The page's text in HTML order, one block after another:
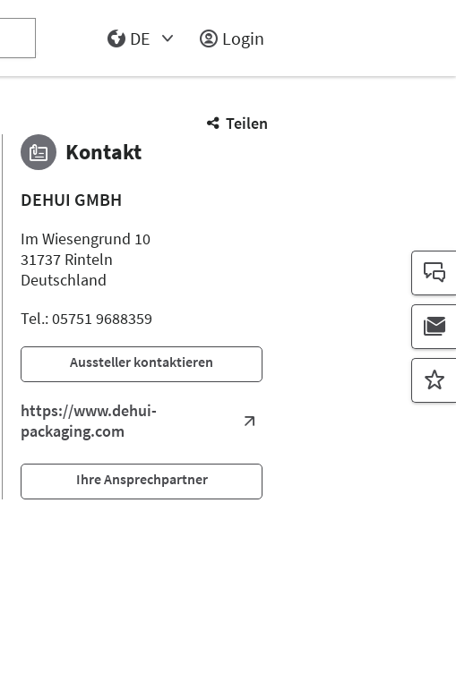
DE
Login
Teilen
Kontakt
DEHUI GMBH
Im Wiesengrund 10
31737 Rinteln
Deutschland
Tel.: 05751 9688359
Aussteller kontaktieren
https://www.dehui-
packaging.com
Ihre Ansprechpartner